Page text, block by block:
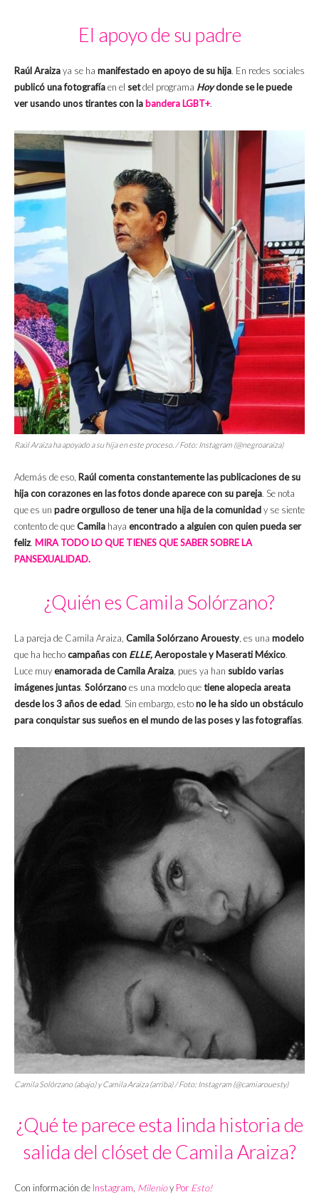
El apoyo de su padre
Raúl Araizaya se ha manifestado en apoyo de su hija. En redes sociales
publicó una fotografíaen el setdel programa Hoydonde se le puede
ver usando unos tirantes con la bandera LGBT+.
Raúl Araiza ha apoyado a su hija en este proceso. / Foto: Instagram (@negroaraiza)
Además de eso, Raúl comenta constantemente las publicaciones de su
hija con corazones en las fotos donde aparece con su pareja. Se nota
que es un padre orgulloso de tener una hija de la comunidady se siente
contento de queCamila haya encontrado a alguien con quien pueda ser
feliz. MIRA TODO LO QUE TIENES QUE SABER SOBRE LA
PANSEXUALIDAD.
¿Quién es Camila Solórzano?
La pareja de Camila Araiza, CamilaSolórzano Arouesty, es una modelo
que ha hechocampañas con ELLE,Aeropostale y Maserati México.
Luce muyenamorada de Camila Araiza, pues ya han subido varias
imágenes juntas. Solórzanoes una modelo quetiene alopecia areata
desde los 3 años de edad. Sin embargo, estono le ha sido un obstáculo
para conquistar sus sueños en el mundo de las poses y las fotografías.
Camila Solórzano (abajo) y Camila Araiza (arriba) / Foto: Instagram (@camiarouesty)
¿Qué te parece esta linda historia de
salida del clóset de Camila Araiza?
Con información de Instagram Milenioy Por Esto!